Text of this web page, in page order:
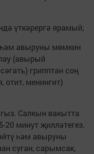
үткәрергә ярамый;
һәм авыруны мөмкин
(авырый
грипптан соң
отит, менингит)
Салкын вакытта
20 минут җилләтегез.
һәм авыруны
суган, сарымсак,